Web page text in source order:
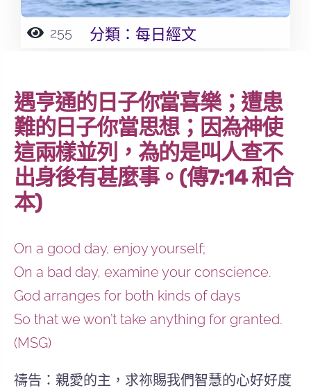
255 分類： 每日經文
遇亨通的日子你當喜樂；遭患
難的日子你當思想；因為神使
這兩樣並列，為的是叫人查不
出身後有甚麼事。(傳7:14 和合
本)
On a good day, enjoy yourself;
On a bad day, examine your conscience.
God arranges for both kinds of days
So that we won’t take anything for granted.
(MSG)
禱告：親愛的主，求祢賜我們智慧的心好好度